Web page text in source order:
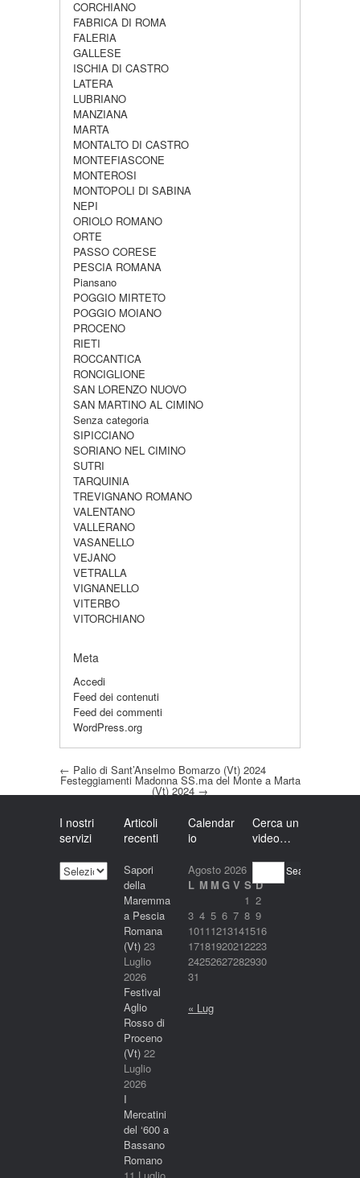
CORCHIANO
FABRICA DI ROMA
FALERIA
GALLESE
ISCHIA DI CASTRO
LATERA
LUBRIANO
MANZIANA
MARTA
MONTALTO DI CASTRO
MONTEFIASCONE
MONTEROSI
MONTOPOLI DI SABINA
NEPI
ORIOLO ROMANO
ORTE
PASSO CORESE
PESCIA ROMANA
Piansano
POGGIO MIRTETO
POGGIO MOIANO
PROCENO
RIETI
ROCCANTICA
RONCIGLIONE
SAN LORENZO NUOVO
SAN MARTINO AL CIMINO
Senza categoria
SIPICCIANO
SORIANO NEL CIMINO
SUTRI
TARQUINIA
TREVIGNANO ROMANO
VALENTANO
VALLERANO
VASANELLO
VEJANO
VETRALLA
VIGNANELLO
VITERBO
VITORCHIANO
Meta
Accedi
Feed dei contenuti
Feed dei commenti
WordPress.org
Post navigation
← Palio di Sant’Anselmo Bomarzo (Vt) 2024
Festeggiamenti Madonna SS.ma del Monte a Marta
(Vt) 2024 →
I nostri
servizi
nostri
Articoli
recenti
Sapori
della
Maremma
a Pescia
Romana
(Vt) 23
Luglio
2026
Festival
Aglio
Rosso di
Proceno
(Vt) 22
Luglio
2026
I
Mercatini
del ‘600 a
Bassano
Romano
Calendar
io
Agosto 2026
L M M G V S D
1 2
3 4 5 6 7 8 9
10111213141516
17181920212223
24252627282930
31
« Lug
Cerca un
video…